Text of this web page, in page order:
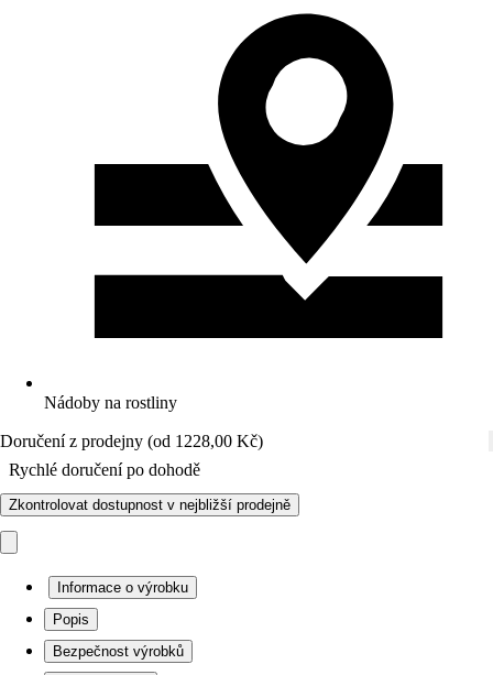
Nádoby na rostliny
Doručení z prodejny (od 1228,00 Kč)
Rychlé doručení po dohodě
Zkontrolovat dostupnost v nejbližší prodejně
Informace o výrobku
Popis
Bezpečnost výrobků